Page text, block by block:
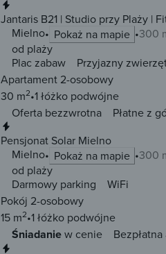
Jantaris B21 | Studio przy Plaży |
Mielno
Pokaż na mapie 300
od plaży
Plac zabaw
Przyjazny
Apartament 2-osobowy
30 m2 1 łóżko podwójne
Oferta bezzwrotna
Płatne z
Pensjonat Solar Mielno
Mielno
Pokaż na mapie 300
od plaży
Darmowy parking
WiFi
Pokój 2-osobowy
15 m2 1 łóżko podwójne
Śniadaniew cenie